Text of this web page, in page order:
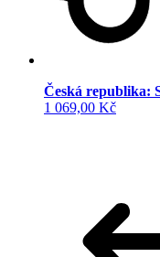
Česká republika:
1 069,00 Kč